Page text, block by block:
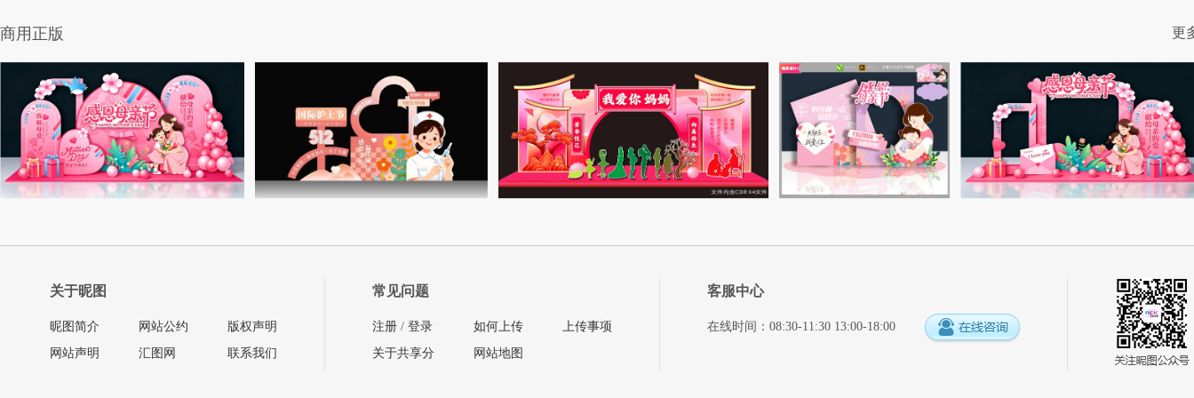
商用正版 更
关于昵图
昵图简介
网站声明
网站公约
汇图网
版权声明
联系我们
常见问题
注册 / 登录
关于共享分
如何上传
网站地图
上传事项
客服中心
在线时间：08:30-11:30 13:00-18:00